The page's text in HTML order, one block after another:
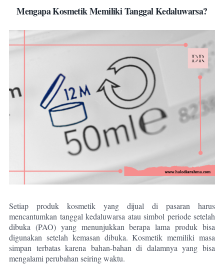
Mengapa Kosmetik Memiliki Tanggal Kedaluwarsa?
Setiap produk kosmetik yang dijual di pasaran harus
mencantumkan tanggal kedaluwarsa atau simbol periode setelah
dibuka (PAO) yang menunjukkan berapa lama produk bisa
digunakan setelah kemasan dibuka. Kosmetik memiliki masa
simpan terbatas karena bahan-bahan di dalamnya yang bisa
mengalami perubahan seiring waktu.